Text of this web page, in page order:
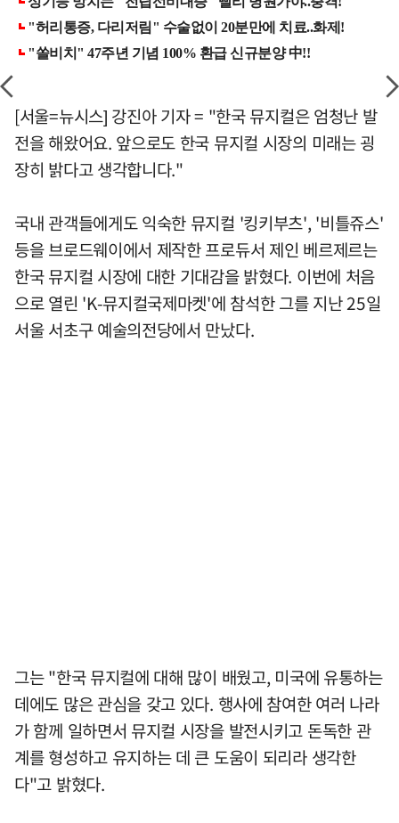
[서울=뉴시스] 강진아 기자 = "한국 뮤지컬은 엄청난 발
전을 해왔어요. 앞으로도 한국 뮤지컬 시장의 미래는 굉
장히 밝다고 생각합니다."
국내 관객들에게도 익숙한 뮤지컬 '킹키부츠', '비틀쥬스'
등을 브로드웨이에서 제작한 프로듀서 제인 베르제르는
한국 뮤지컬 시장에 대한 기대감을 밝혔다. 이번에 처음
으로 열린 'K-뮤지컬국제마켓'에 참석한 그를 지난 25일
서울 서초구 예술의전당에서 만났다.
그는 "한국 뮤지컬에 대해 많이 배웠고, 미국에 유통하는
데에도 많은 관심을 갖고 있다. 행사에 참여한 여러 나라
가 함께 일하면서 뮤지컬 시장을 발전시키고 돈독한 관
계를 형성하고 유지하는 데 큰 도움이 되리라 생각한
다"고 밝혔다.